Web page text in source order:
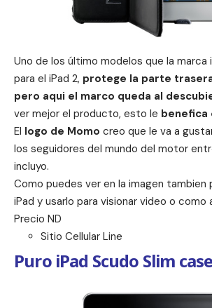
Uno de los último modelos que la marca
para el iPad 2, protege la parte
pero aqui el marco queda al
ver mejor el producto, esto le benefica
El logo de Momo creo que le va a
los seguidores del mundo del motor
incluyo.
Como puedes ver en la imagen tambien
iPad y usarlo para visionar video o como
Precio ND
Sitio Cellular Line
Puro iPad Scudo Slim